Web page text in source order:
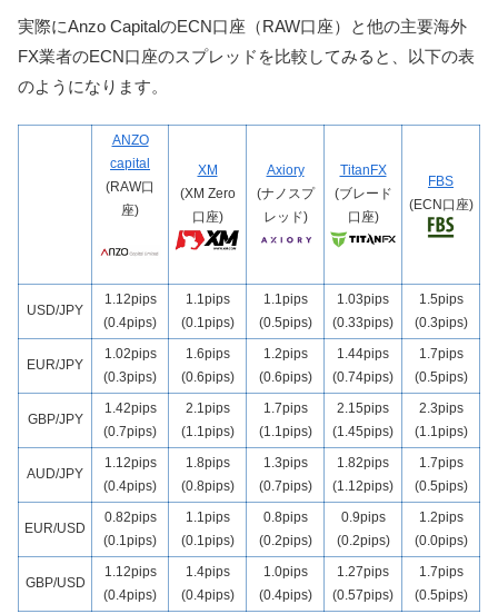
実際にAnzo CapitalのECN口座（RAW口座）と他の主要海外
FX業者のECN口座のスプレッドを比較してみると、以下の表
のようになります。
ANZO
capital
(RAW口
座)
XM
(XM Zero
口座)
Axiory
(ナノスプ
レッド)
TitanFX
(ブレード
口座)
FBS
(ECN口座)
USD/JPY
1.12pips
(0.4pips)
1.1pips
(0.1pips)
1.1pips
(0.5pips)
1.03pips
(0.33pips)
1.5pips
(0.3pips)
EUR/JPY
1.02pips
(0.3pips)
1.6pips
(0.6pips)
1.2pips
(0.6pips)
1.44pips
(0.74pips)
1.7pips
(0.5pips)
GBP/JPY
1.42pips
(0.7pips)
2.1pips
(1.1pips)
1.7pips
(1.1pips)
2.15pips
(1.45pips)
2.3pips
(1.1pips)
AUD/JPY
1.12pips
(0.4pips)
1.8pips
(0.8pips)
1.3pips
(0.7pips)
1.82pips
(1.12pips)
1.7pips
(0.5pips)
EUR/USD
0.82pips
(0.1pips)
1.1pips
(0.1pips)
0.8pips
(0.2pips)
0.9pips
(0.2pips)
1.2pips
(0.0pips)
GBP/USD
1.12pips
(0.4pips)
1.4pips
(0.4pips)
1.0pips
(0.4pips)
1.27pips
(0.57pips)
1.7pips
(0.5pips)